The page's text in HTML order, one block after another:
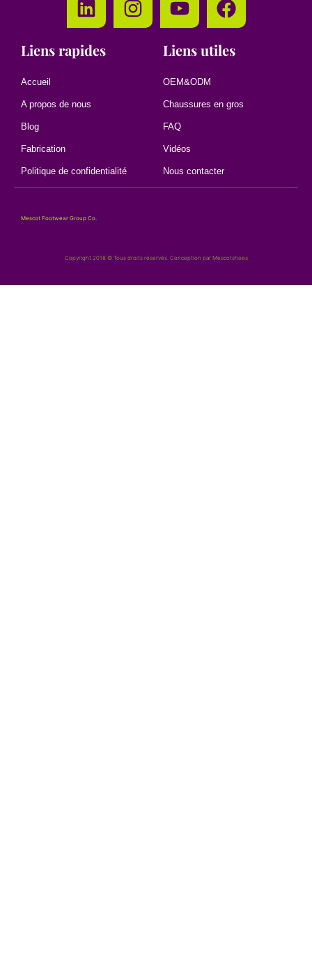
Liens rapides
Accueil
A propos de nous
Blog
Fabrication
Politique de confidentialité
Liens utiles
OEM&ODM
Chaussures en gros
FAQ
Vidéos
Nous contacter
Mescot Footwear Group Co.
Copyright 2018 © Tous droits réservés. Conception par Mescotshoes